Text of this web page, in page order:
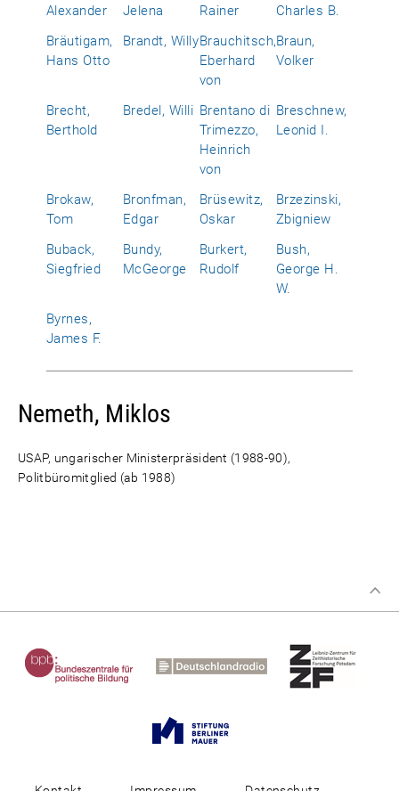
Alexander
Jelena
Rainer
Charles B.
Bräutigam,
Hans Otto
Brandt, WillyBrauchitsch,
Eberhard
von
Braun,
Volker
Brecht,
Berthold
Bredel, Willi Brentano di
Trimezzo,
Heinrich
von
Breschnew,
Leonid I.
Brokaw,
Tom
Bronfman,
Edgar
Brüsewitz,
Oskar
Brzezinski,
Zbigniew
Buback,
Siegfried
Bundy,
McGeorge
Burkert,
Rudolf
Bush,
George H.
W.
Byrnes,
James F.
Nemeth, Miklos
USAP, ungarischer Ministerpräsident (1988-90),
Politbüromitglied (ab 1988)